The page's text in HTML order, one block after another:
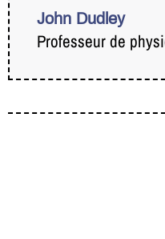
John Dudley
Professeur de